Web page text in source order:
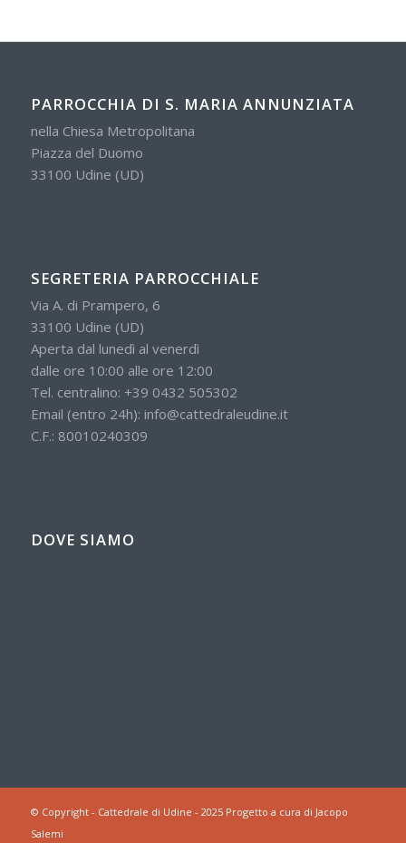
PARROCCHIA DI S. MARIA ANNUNZIATA
nella Chiesa Metropolitana
Piazza del Duomo
33100 Udine (UD)
SEGRETERIA PARROCCHIALE
Via A. di Prampero, 6
33100 Udine (UD)
Aperta dal lunedì al venerdì
dalle ore 10:00 alle ore 12:00
Tel. centralino: +39 0432 505302
Email (entro 24h): info@cattedraleudine.it
C.F.: 80010240309
DOVE SIAMO
© Copyright - Cattedrale di Udine - 2025 Progetto a cura di Jacopo
Salemi